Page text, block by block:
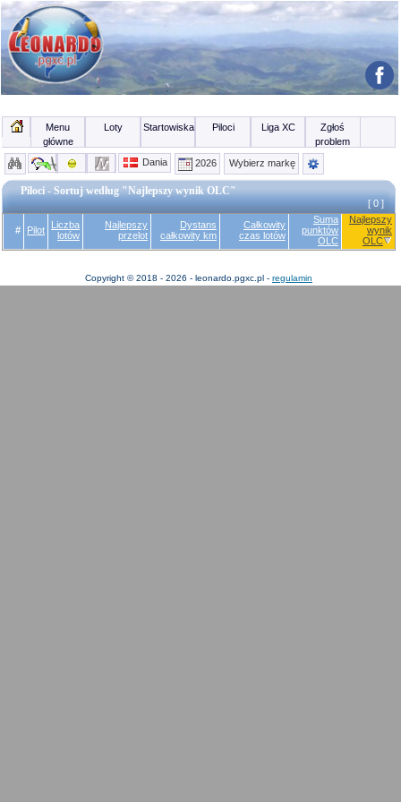
Menu
główne
Loty Startowiska Piloci Liga XC
Zgłoś
problem
Dania
2026 Wybierz markę
Piloci - Sortuj według "Najlepszy wynik OLC"
[ 0 ]
# Pilot
Liczba
lotów
Najlepszy
przelot
Dystans
całkowity km
Całkowity
czas lotów
Suma
punktów
OLC
Najlepszy
wynik
OLC
Copyright © 2018 - 2026 - leonardo.pgxc.pl - regulamin